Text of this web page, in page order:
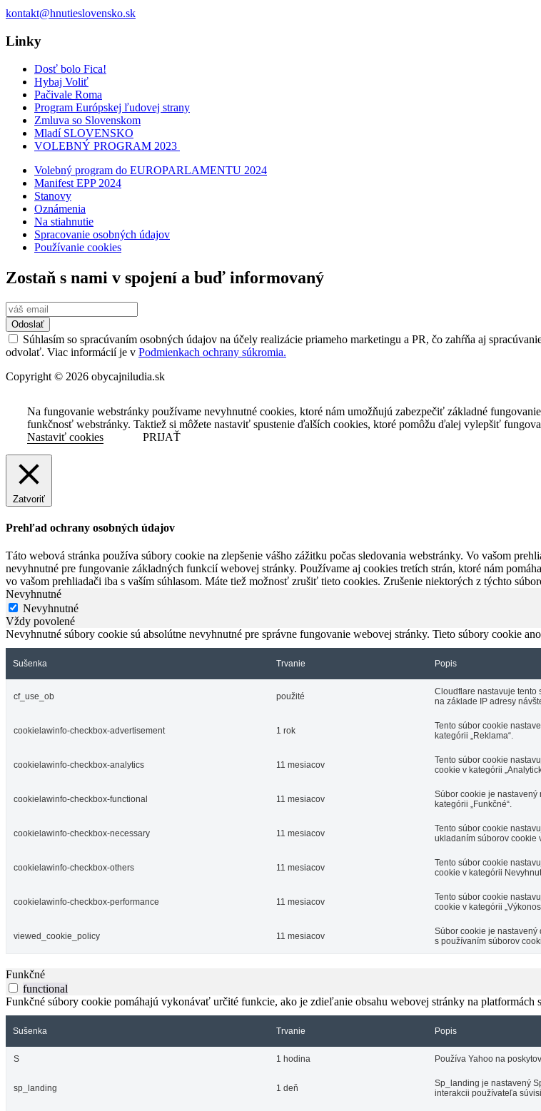
kontakt@hnutieslovensko.sk
Linky
Dosť bolo Fica!
Hybaj Voliť
Pačivale Roma
Program Európskej ľudovej strany
Zmluva so Slovenskom
Mladí SLOVENSKO
VOLEBNÝ PROGRAM 2023
Volebný program do EUROPARLAMENTU 2024
Manifest EPP 2024
Stanovy
Oznámenia
Na stiahnutie
Spracovanie osobných údajov
Používanie cookies
Zostaň s nami v spojení a buď informovaný
Odoslať
Súhlasím so spracúvaním osobných údajov na účely realizácie priameho marketingu a PR, čo zahŕňa aj
odvolať. Viac informácií je v Podmienkach ochrany súkromia.
Copyright © 2026 obycajniludia.sk
Na fungovanie webstránky používame nevyhnutné cookies, ktoré nám umožňujú zabezpečiť základné
funkčnosť webstránky. Taktiež si môžete nastaviť spustenie ďalších cookies, ktoré pomôžu ďalej vylepšiť
Nastaviť cookies
PRIJAŤ
Zatvoriť
Prehľad ochrany osobných údajov
Táto webová stránka používa súbory cookie na zlepšenie vášho zážitku počas sledovania webstránky. Vo vašom
nevyhnutné pre fungovanie základných funkcií webovej stránky. Používame aj cookies tretích strán, ktoré nám
vo vašom prehliadači iba s vaším súhlasom. Máte tiež možnosť zrušiť tieto cookies. Zrušenie niektorých z týchto
Nevyhnutné
Nevyhnutné
Vždy povolené
Nevyhnutné súbory cookie sú absolútne nevyhnutné pre správne fungovanie webovej stránky. Tieto súbory cookie
Sušenka Trvanie Popis
cf_use_ob použité
Cloudflare nastavuje tento
na základe IP adresy
cookielawinfo-checkbox-advertisement 1 rok
Tento súbor cookie
kategórii „Reklama“.
cookielawinfo-checkbox-analytics 11 mesiacov
Tento súbor cookie
cookie v kategórii
cookielawinfo-checkbox-functional 11 mesiacov
Súbor cookie je
kategórii „Funkčné“.
cookielawinfo-checkbox-necessary 11 mesiacov
Tento súbor cookie
ukladaním súborov cookie
cookielawinfo-checkbox-others 11 mesiacov
Tento súbor cookie
cookie v kategórii
cookielawinfo-checkbox-performance 11 mesiacov
Tento súbor cookie
cookie v kategórii
viewed_cookie_policy 11 mesiacov
Súbor cookie je
s používaním súborov
Funkčné
functional
Funkčné súbory cookie pomáhajú vykonávať určité funkcie, ako je zdieľanie obsahu webovej stránky na
Sušenka Trvanie Popis
S 1 hodina Používa Yahoo na
sp_landing 1 deň
Sp_landing je nastavený
interakcii používateľa